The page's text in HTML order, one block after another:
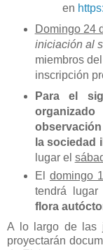
en
Domingo 24
iniciación al
miembros del
inscripción
Para el
la sociedad
lugar el
El domingo
tendrá lugar
flora
A lo largo de las
proyectarán